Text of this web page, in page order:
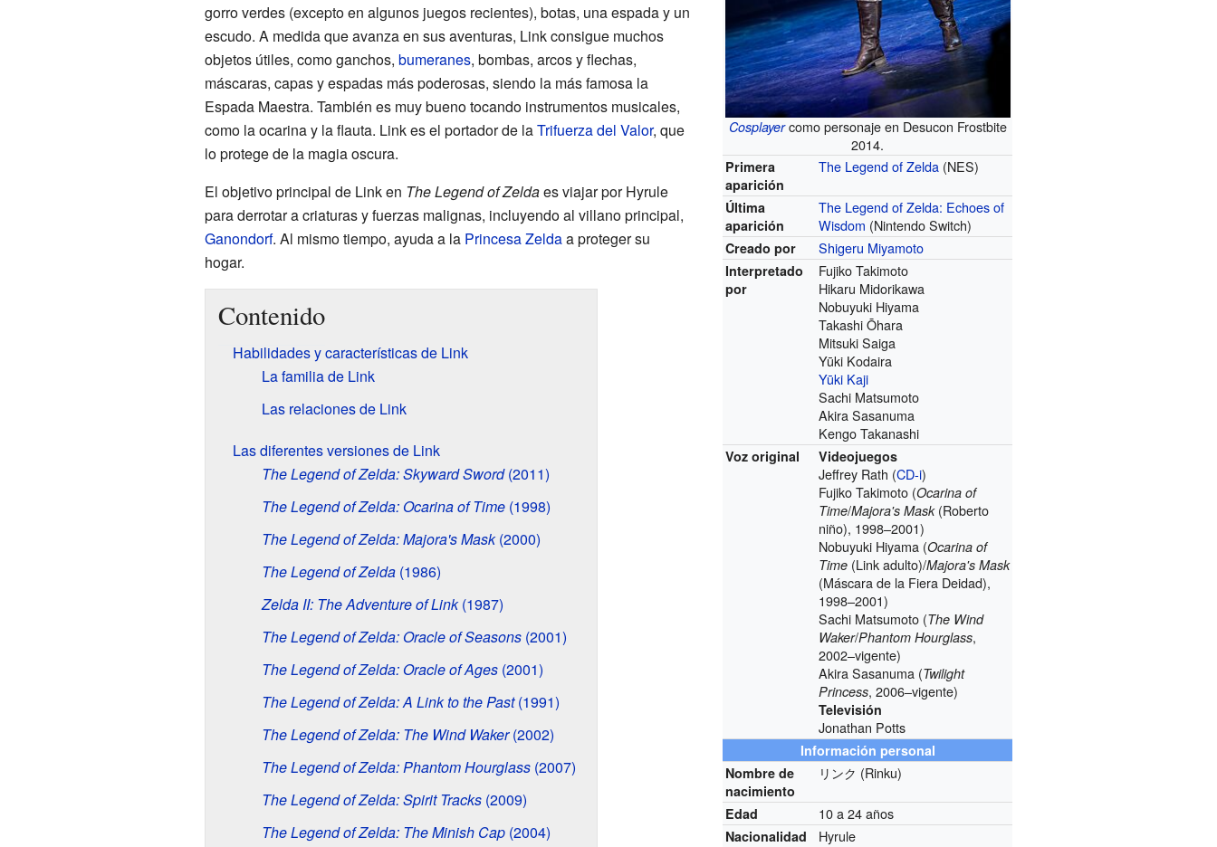
Cosplayercomo personaje en Desucon Frostbite
2014.
Primera
aparición
The Legend of Zelda (NES)
Última
aparición
The Legend of Zelda: Echoes of
Wisdom (Nintendo Switch)
Creado por Shigeru Miyamoto
Interpretado
por
Fujiko Takimoto
Hikaru Midorikawa
Nobuyuki Hiyama
Takashi Ōhara
Mitsuki Saiga
Yūki Kodaira
Yūki Kaji
Sachi Matsumoto
Akira Sasanuma
Kengo Takanashi
Voz original Videojuegos
Jeffrey Rath (CD-i)
Fujiko Takimoto (Ocarina of
Time/Majora's Mask(Roberto
niño), 1998–2001)
Nobuyuki Hiyama (Ocarina of
Time (Link adulto)/Majora's Mask
(Máscara de la Fiera Deidad),
1998–2001)
Sachi Matsumoto (The Wind
Waker/Phantom Hourglass,
2002–vigente)
Akira Sasanuma (Twilight
Princess, 2006–vigente)
Televisión
Jonathan Potts
Información personal
Nombre de
nacimiento
リンク (Rinku)
Edad 10 a 24 años
Nacionalidad Hyrule
gorro verdes (excepto en algunos juegos recientes), botas, una espada y un
escudo. A medida que avanza en sus aventuras, Link consigue muchos
objetos útiles, como ganchos, bumeranes, bombas, arcos y flechas,
máscaras, capas y espadas más poderosas, siendo la más famosa la
Espada Maestra. También es muy bueno tocando instrumentos musicales,
como la ocarina y la flauta. Link es el portador de laTrifuerza del Valor, que
lo protege de la magia oscura.
El objetivo principal de Link en The Legend of Zeldaes viajar por Hyrule
para derrotar a criaturas y fuerzas malignas, incluyendo al villano principal,
Ganondorf. Al mismo tiempo, ayuda a la Princesa Zeldaa proteger su
hogar.
Contenido
Habilidades y características de Link
La familia de Link
Las relaciones de Link
Las diferentes versiones de Link
The Legend of Zelda: Skyward Sword(2011)
The Legend of Zelda: Ocarina of Time(1998)
The Legend of Zelda: Majora's Mask(2000)
The Legend of Zelda(1986)
Zelda II: The Adventure of Link(1987)
The Legend of Zelda: Oracle of Seasons(2001)
The Legend of Zelda: Oracle of Ages(2001)
The Legend of Zelda: A Link to the Past(1991)
The Legend of Zelda: The Wind Waker(2002)
The Legend of Zelda: Phantom Hourglass(2007)
The Legend of Zelda: Spirit Tracks(2009)
The Legend of Zelda: The Minish Cap(2004)